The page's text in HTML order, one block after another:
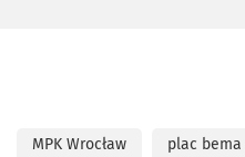
MPK Wrocław plac bema